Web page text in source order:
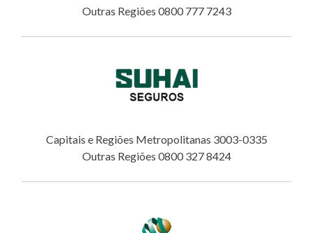
Outras Regiões 0800 777 7243
Capitais e Regiões Metropolitanas 3003-0335
Outras Regiões 0800 327 8424